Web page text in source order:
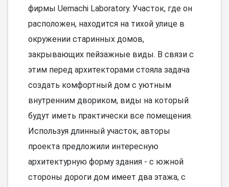
фирмы Uemachi Laboratory. Участок, где он
расположен, находится на тихой улице в
окружении старинных домов,
закрывающих пейзажные виды. В связи с
этим перед архитекторами стояла задача
создать комфортный дом с уютным
внутренним двориком, виды на который
будут иметь практически все помещения.
Используя длинный участок, авторы
проекта предложили интересную
архитектурную форму здания - с южной
стороны дороги дом имеет два этажа, с